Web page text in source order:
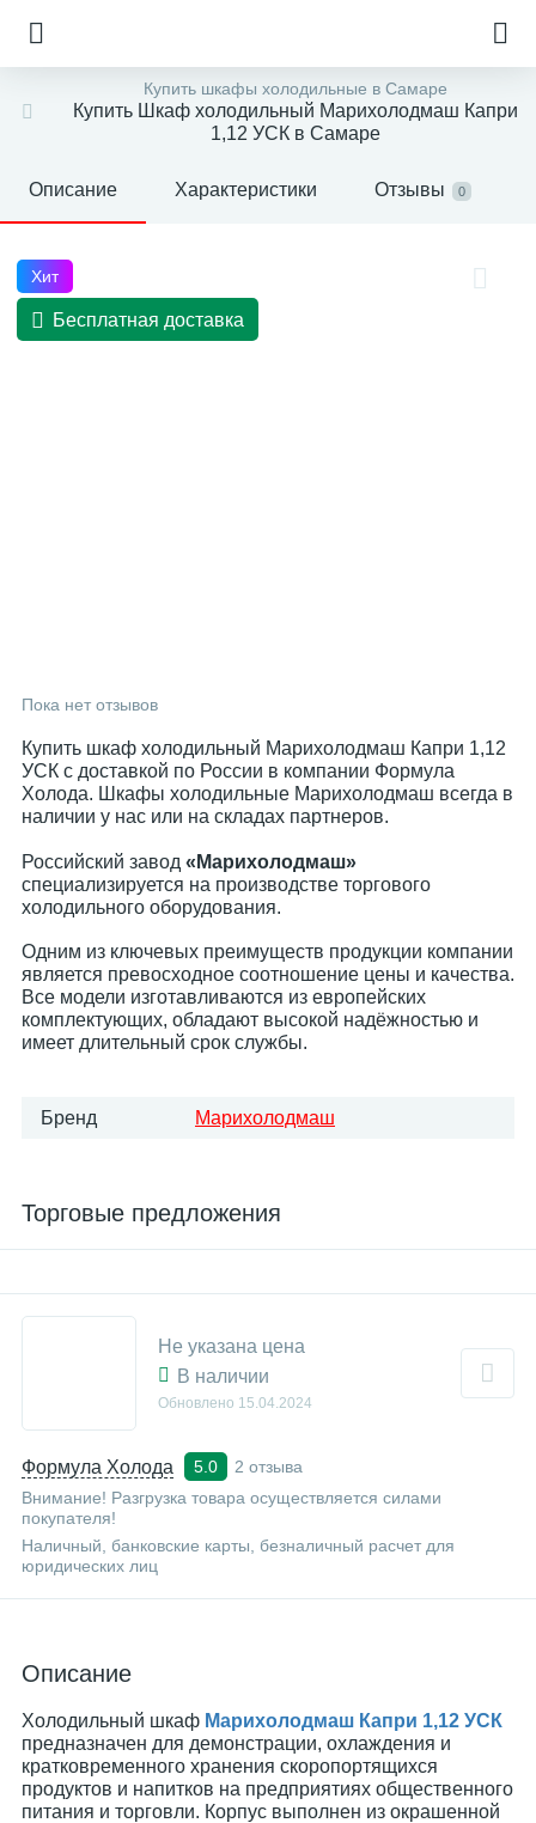
Купить шкафы холодильные в Самаре
Купить Шкаф холодильный Марихолодмаш Капри
1,12 УСК в Самаре
Описание Характеристики Отзывы 0
Хит
Бесплатная доставка
Пока нет отзывов
Купить шкаф холодильный Марихолодмаш Капри 1,12
УСК с доставкой по России в компании Формула
Холода. Шкафы холодильные Марихолодмаш всегда в
наличии у нас или на складах партнеров.
Российский завод «Марихолодмаш»
специализируется на производстве торгового
холодильного оборудования.
Одним из ключевых преимуществ продукции компании
является превосходное соотношение цены и качества.
Все модели изготавливаются из европейских
комплектующих, обладают высокой надёжностью и
имеет длительный срок службы.
Бренд Марихолодмаш
Торговые предложения
Формула Холода 5.0
2 отзыва
Внимание! Разгрузка товара осуществляется силами
покупателя!
Наличный, банковские карты, безналичный расчет для
юридических лиц
Не указана цена
В наличии
Обновлено 15.04.2024
Описание
Холодильный шкаф Марихолодмаш Капри 1,12 УСК
предназначен для демонстрации, охлаждения и
кратковременного хранения скоропортящихся
продуктов и напитков на предприятиях общественного
питания и торговли. Корпус выполнен из окрашенной